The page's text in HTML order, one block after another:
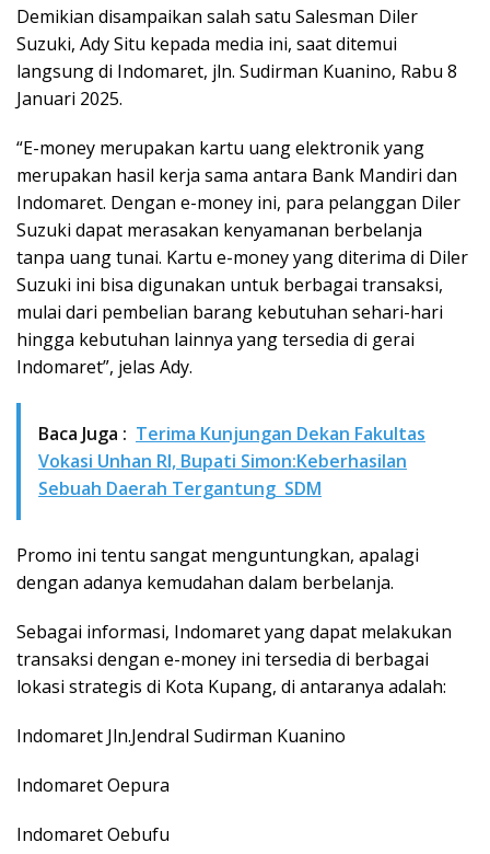
Demikian disampaikan salah satu Salesman Diler
Suzuki, Ady Situ kepada media ini, saat ditemui
langsung di Indomaret, jln. Sudirman Kuanino, Rabu 8
Januari 2025.
“E-money merupakan kartu uang elektronik yang
merupakan hasil kerja sama antara Bank Mandiri dan
Indomaret. Dengan e-money ini, para pelanggan Diler
Suzuki dapat merasakan kenyamanan berbelanja
tanpa uang tunai. Kartu e-money yang diterima di Diler
Suzuki ini bisa digunakan untuk berbagai transaksi,
mulai dari pembelian barang kebutuhan sehari-hari
hingga kebutuhan lainnya yang tersedia di gerai
Indomaret”, jelas Ady.
Baca Juga : Terima Kunjungan Dekan Fakultas
Vokasi Unhan RI, Bupati Simon:Keberhasilan
Sebuah Daerah Tergantung SDM
Promo ini tentu sangat menguntungkan, apalagi
dengan adanya kemudahan dalam berbelanja.
Sebagai informasi, Indomaret yang dapat melakukan
transaksi dengan e-money ini tersedia di berbagai
lokasi strategis di Kota Kupang, di antaranya adalah:
Indomaret Jln.Jendral Sudirman Kuanino
Indomaret Oepura
Indomaret Oebufu